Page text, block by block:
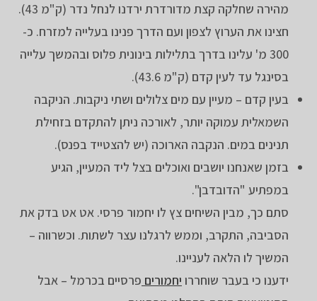
מהירה שחלקה קצת מדורדרת ירדנו לנחל נדר (ק"מ 43).
חצינו את הערוץ לצפון ועם הדרך פנינו בעלייה למזרח. כ-
300 מ' עלינו בדרך בתלילות בינונית פלוס ובהמשך עלייה
בסינגל עד לעין קדם (ק"מ 43.6).
בעין קדם – מעיין עם מים צלולים ושתי ניקבות. הניקבה
השמאלית עמוקה יותר, לאורכה ניתן להתקדם בזחילת
תנינים במים. הנקבה הארוכה (יש להצטייד בפנס).
בזמן שאנחנו יושבים ואוכלים בצל ליד המעיין, הגיע
במפתיע "הדובדבן".
סתם כך, מבין השיחים צץ לו יחמור פרסי. אט אט בדק את
הסביבה, התקרב, וממש לרגלנו עצר לשתות. וכשרווה –
המשיך לו הלאה לעניינו.
ידענו כי בעבר שוחררו יחמורים פרסיים בכרמל – אבל